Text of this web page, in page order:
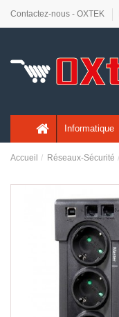
Contactez-nous - OXTEK
Informatique
Accueil Réseaux-Sécurité